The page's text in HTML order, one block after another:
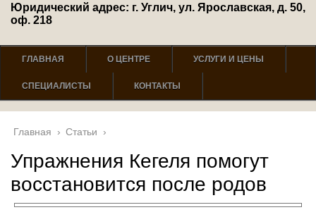
Юридический адрес: г. Углич, ул. Ярославская, д. 50,
оф. 218
ГЛАВНАЯ О ЦЕНТРЕ УСЛУГИ И ЦЕНЫ
СПЕЦИАЛИСТЫ КОНТАКТЫ
Главная › Статьи ›
Упражнения Кегеля помогут
восстановится после родов